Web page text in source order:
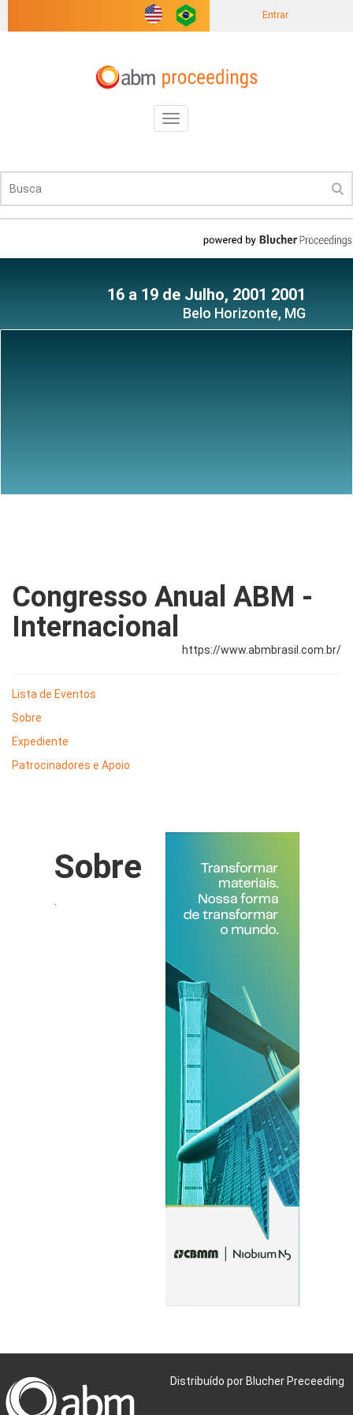
Entrar
Toggle
navigation
16 a 19 de Julho, 2001 2001
Belo Horizonte, MG
Congresso Anual ABM -
Internacional
https://www.abmbrasil.com.br/
Lista de Eventos
Sobre
Expediente
Patrocinadores e Apoio
Sobre
Distribuído por Blucher Preceeding